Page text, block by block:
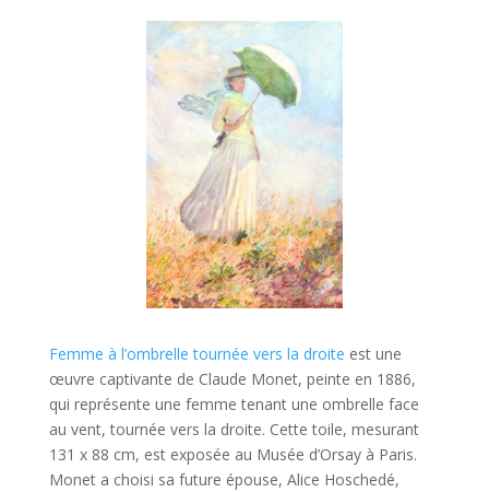
Femme à l’ombrelle tournée vers la droite est une
œuvre captivante de Claude Monet, peinte en 1886,
qui représente une femme tenant une ombrelle face
au vent, tournée vers la droite. Cette toile, mesurant
131 x 88 cm, est exposée au Musée d’Orsay à Paris.
Monet a choisi sa future épouse, Alice Hoschedé,